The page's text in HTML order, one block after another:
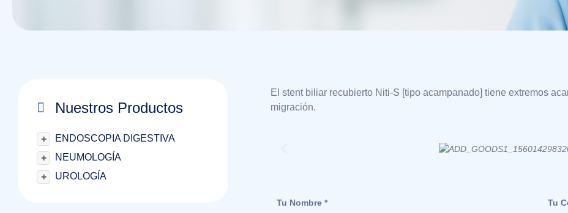
El stent biliar recubierto Niti-S [tipo acampanado] tiene extremos
migración.
Nuestros Productos
+
ENDOSCOPIA DIGESTIVA
+
NEUMOLOGÍA
+
UROLOGÍA